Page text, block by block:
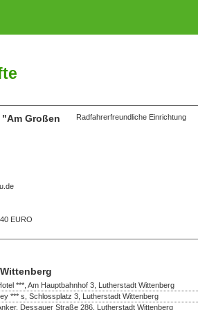
Großen
Radfahrerfreundliche Einrichtung
EURO
***, Am Hauptbahnhof 3, Lutherstadt Wittenberg
*** s, Schlossplatz 3, Lutherstadt Wittenberg
Dessauer Straße 286, Lutherstadt Wittenberg